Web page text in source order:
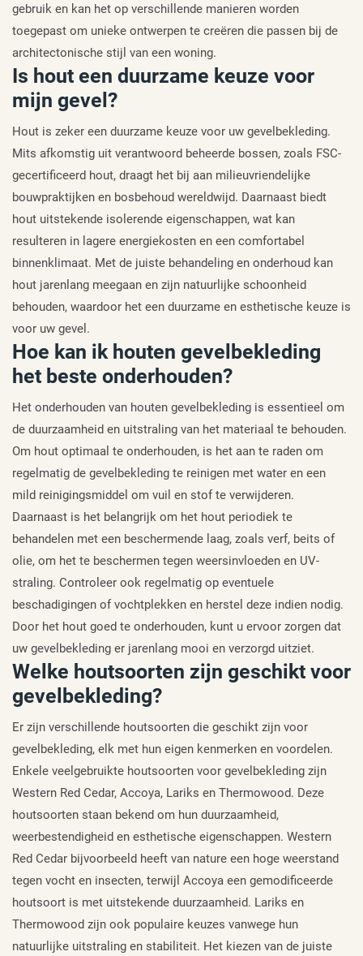
gebruik en kan het op verschillende manieren worden
toegepast om unieke ontwerpen te creëren die passen bij de
architectonische stijl van een woning.
Is hout een duurzame keuze voor
mijn gevel?
Hout is zeker een duurzame keuze voor uw gevelbekleding.
Mits afkomstig uit verantwoord beheerde bossen, zoals FSC-
gecertificeerd hout, draagt het bij aan milieuvriendelijke
bouwpraktijken en bosbehoud wereldwijd. Daarnaast biedt
hout uitstekende isolerende eigenschappen, wat kan
resulteren in lagere energiekosten en een comfortabel
binnenklimaat. Met de juiste behandeling en onderhoud kan
hout jarenlang meegaan en zijn natuurlijke schoonheid
behouden, waardoor het een duurzame en esthetische keuze is
voor uw gevel.
Hoe kan ik houten gevelbekleding
het beste onderhouden?
Het onderhouden van houten gevelbekleding is essentieel om
de duurzaamheid en uitstraling van het materiaal te behouden.
Om hout optimaal te onderhouden, is het aan te raden om
regelmatig de gevelbekleding te reinigen met water en een
mild reinigingsmiddel om vuil en stof te verwijderen.
Daarnaast is het belangrijk om het hout periodiek te
behandelen met een beschermende laag, zoals verf, beits of
olie, om het te beschermen tegen weersinvloeden en UV-
straling. Controleer ook regelmatig op eventuele
beschadigingen of vochtplekken en herstel deze indien nodig.
Door het hout goed te onderhouden, kunt u ervoor zorgen dat
uw gevelbekleding er jarenlang mooi en verzorgd uitziet.
Welke houtsoorten zijn geschikt voor
gevelbekleding?
Er zijn verschillende houtsoorten die geschikt zijn voor
gevelbekleding, elk met hun eigen kenmerken en voordelen.
Enkele veelgebruikte houtsoorten voor gevelbekleding zijn
Western Red Cedar, Accoya, Lariks en Thermowood. Deze
houtsoorten staan bekend om hun duurzaamheid,
weerbestendigheid en esthetische eigenschappen. Western
Red Cedar bijvoorbeeld heeft van nature een hoge weerstand
tegen vocht en insecten, terwijl Accoya een gemodificeerde
houtsoort is met uitstekende duurzaamheid. Lariks en
Thermowood zijn ook populaire keuzes vanwege hun
natuurlijke uitstraling en stabiliteit. Het kiezen van de juiste